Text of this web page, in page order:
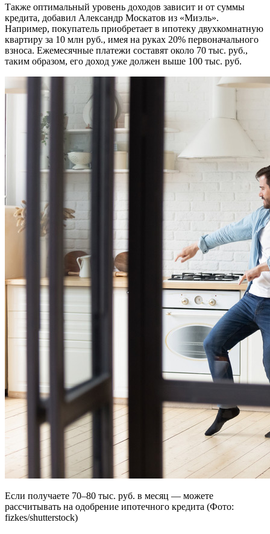
Также оптимальный уровень доходов зависит и от суммы
кредита, добавил Александр Москатов из «Миэль».
Например, покупатель приобретает в ипотеку двухкомнатную
квартиру за 10 млн руб., имея на руках 20% первоначального
взноса. Ежемесячные платежи составят около 70 тыс. руб.,
таким образом, его доход уже должен выше 100 тыс. руб.
Если получаете 70–80 тыс. руб. в месяц — можете
рассчитывать на одобрение ипотечного кредита (Фото:
fizkes/shutterstock)